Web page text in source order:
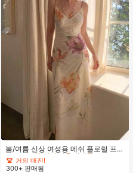
봄/여름 신상 여성용 메쉬 플로럴 프린
트 드레스, 브이넥, 휴가 스타일, 섹시
한 비치 파티 댄스 드레스, 스파게티
#1 TOP 3위
거의 매진!
#1 TOP 3위
미디 여성 칵테일 드레스
거의 매진!
#1 TOP 3위
미디 여성 칵테일 드레스
거의 매진!
#1 TOP 3위
300+ 판매됨